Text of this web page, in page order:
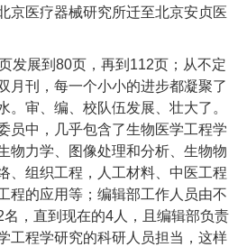
京医疗器械研究所迁至北京安贞医
发展到 80页，再到 112页；从不定
月刊，每一个小小的进步都凝聚了
。审、编、校队伍发展、壮大了。
员中，几乎包含了生物医学工程学
物力学、图像处理和分析、生物物
、组织工程，人工材料、中医工程
程的应用等；编辑部工作人员由不
名，直到现在的4 人，且编辑部负责
工程学研究的科研人员担当，这样